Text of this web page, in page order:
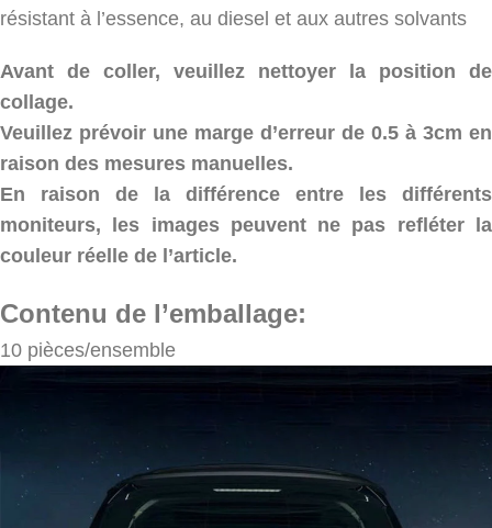
résistant à l’essence, au diesel et aux autres solvants
Avant de coller, veuillez nettoyer la position de
collage.
Veuillez prévoir une marge d’erreur de 0.5 à 3cm en
raison des mesures manuelles.
En raison de la différence entre les différents
moniteurs, les images peuvent ne pas refléter la
couleur réelle de l’article.
Contenu de l’emballage:
10 pièces/ensemble